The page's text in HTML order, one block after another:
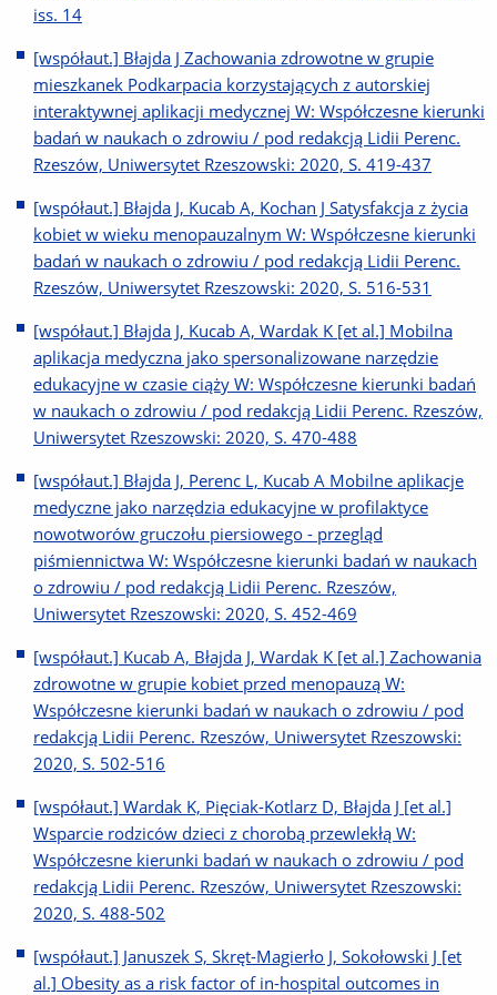
iss. 14
[współaut.] Błajda J Zachowania zdrowotne w grupie
mieszkanek Podkarpacia korzystających z autorskiej
interaktywnej aplikacji medycznej W: Współczesne kierunki
badań w naukach o zdrowiu / pod redakcją Lidii Perenc.
Rzeszów, Uniwersytet Rzeszowski: 2020, S. 419-437
[współaut.] Błajda J, Kucab A, Kochan J Satysfakcja z życia
kobiet w wieku menopauzalnym W: Współczesne kierunki
badań w naukach o zdrowiu / pod redakcją Lidii Perenc.
Rzeszów, Uniwersytet Rzeszowski: 2020, S. 516-531
[współaut.] Błajda J, Kucab A, Wardak K [et al.] Mobilna
aplikacja medyczna jako spersonalizowane narzędzie
edukacyjne w czasie ciąży W: Współczesne kierunki badań
w naukach o zdrowiu / pod redakcją Lidii Perenc. Rzeszów,
Uniwersytet Rzeszowski: 2020, S. 470-488
[współaut.] Błajda J, Perenc L, Kucab A Mobilne aplikacje
medyczne jako narzędzia edukacyjne w profilaktyce
nowotworów gruczołu piersiowego - przegląd
piśmiennictwa W: Współczesne kierunki badań w naukach
o zdrowiu / pod redakcją Lidii Perenc. Rzeszów,
Uniwersytet Rzeszowski: 2020, S. 452-469
[współaut.] Kucab A, Błajda J, Wardak K [et al.] Zachowania
zdrowotne w grupie kobiet przed menopauzą W:
Współczesne kierunki badań w naukach o zdrowiu / pod
redakcją Lidii Perenc. Rzeszów, Uniwersytet Rzeszowski:
2020, S. 502-516
[współaut.] Wardak K, Pięciak-Kotlarz D, Błajda J [et al.]
Wsparcie rodziców dzieci z chorobą przewlekłą W:
Współczesne kierunki badań w naukach o zdrowiu / pod
redakcją Lidii Perenc. Rzeszów, Uniwersytet Rzeszowski:
2020, S. 488-502
[współaut.] Januszek S, Skręt-Magierło J, Sokołowski J [et
al.] Obesity as a risk factor of in-hospital outcomes in